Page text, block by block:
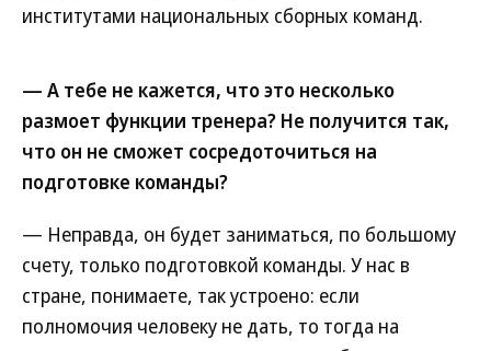
институтами национальных сборных команд.
— А тебе не кажется, что это несколько
размоет функции тренера? Не получится так,
что он не сможет сосредоточиться на
подготовке команды?
— Неправда, он будет заниматься, по большому
счету, только подготовкой команды. У нас в
стране, понимаете, так устроено: если
полномочия человеку не дать, то тогда на